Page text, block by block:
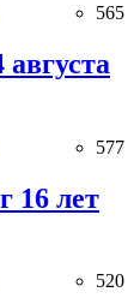
565
577
16 лет
520